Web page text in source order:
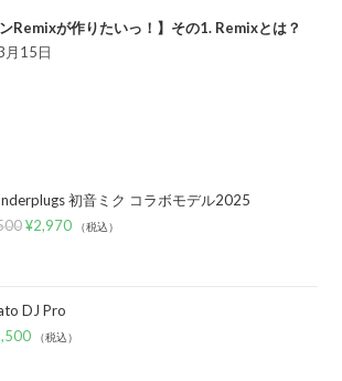
ンRemixが作りたいっ！】その1. Remixとは？
月15日
初音ミク コラボモデル2025
¥2,970 （税込）
DJ Pro
（税込）